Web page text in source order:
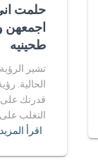
حلمت
اجمعهن
طحينيه
تشير
الحالية.
قدرتك
التغلب
اقرأ